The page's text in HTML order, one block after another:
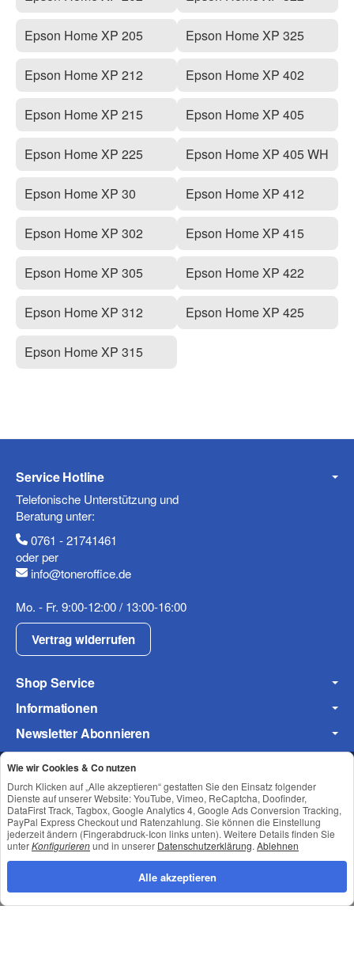
Epson Home XP 205
Epson Home XP 212
Epson Home XP 215
Epson Home XP 225
Epson Home XP 30
Epson Home XP 302
Epson Home XP 305
Epson Home XP 312
Epson Home XP 315
Epson Home XP 325
Epson Home XP 402
Epson Home XP 405
Epson Home XP 405 WH
Epson Home XP 412
Epson Home XP 415
Epson Home XP 422
Epson Home XP 425
Service Hotline
Telefonische Unterstützung und
Beratung unter:
0761 - 21741461
oder per
info@toneroffice.de
Mo. - Fr. 9:00-12:00 / 13:00-16:00
Vertrag widerrufen
Shop Service
Informationen
Newsletter Abonnieren
Datenschutz•Impressum
Wie wir Cookies & Co nutzen
Durch Klicken auf „Alle akzeptieren“ gestatten Sie den Einsatz folgender
Dienste auf unserer Website: YouTube, Vimeo, ReCaptcha, Doofinder,
DataFirst Track, Tagbox, Google Analytics 4, Google Ads Conversion Tracking,
PayPal Express Checkout und Ratenzahlung. Sie können die Einstellung
jederzeit ändern (Fingerabdruck-Icon links unten). Weitere Details finden Sie
unterKonfigurierenund in unserer Datenschutzerklärung. Ablehnen
Alle akzeptieren